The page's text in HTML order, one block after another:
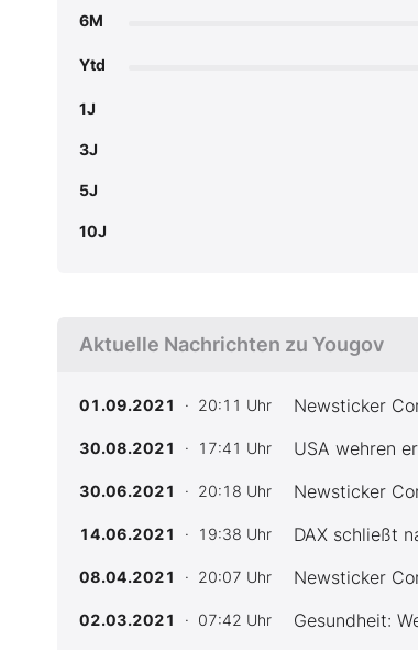
6M
Ytd
1J
3J
5J
10J
Aktuelle Nachrichten zu Yougov
01.09.2021 · 20:11 Uhr Newsticker
30.08.2021 · 17:41 Uhr USA wehren
30.06.2021 · 20:18 Uhr Newsticker
14.06.2021 · 19:38 Uhr DAX schließt
08.04.2021 · 20:07 Uhr Newsticker
02.03.2021 · 07:42 Uhr Gesundheit: